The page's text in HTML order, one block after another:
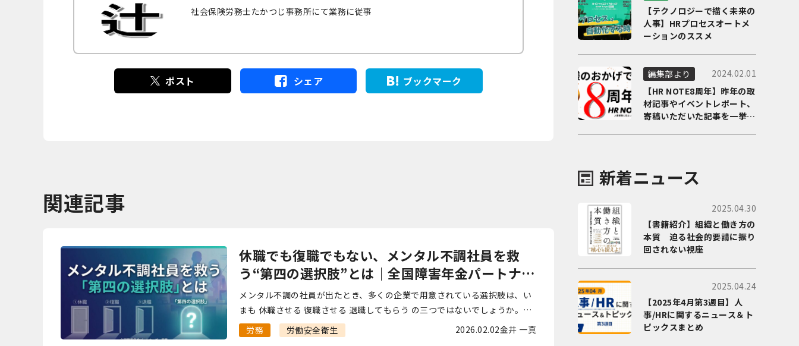
社会保険労務士たかつじ事務所にて業務に従事
ポスト シェア ブックマーク
関連記事
休職でも復職でもない、メンタル不調社員を救
う“第四の選択肢”とは｜全国障害年金パートナー
ズ 宮里
メンタル不調の社員が出たとき、多くの企業で用意されている選択肢は、い
まも 休職させる 復職させる 退職してもらう の三つではないでしょうか。休
職制度や産業医・EAP（従業員支援プログラム）など、「会社としてできる
ことは精 […]
労務 労働安全衛生 2026.02.02金井 一真
【テクノロジーで描く未来の
人事】HRプロセスオートメ
ーションのススメ
編集部より
2024.02.01
【HR NOTE8周年】昨年の取
材記事やイベントレポート、
寄稿いただいた記事を一挙に
新着ニュース
2025.04.30
【書籍紹介】組織と働き方の
本質 迫る社会的要請に振り
回されない視座
2025.04.24
【2025年4月第3週目】人
事/HRに関するニュース＆ト
ピックスまとめ